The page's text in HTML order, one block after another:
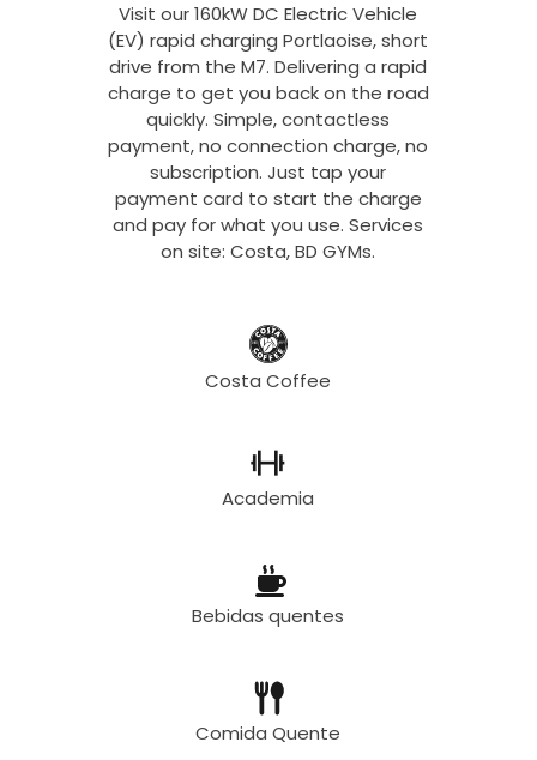
Visit our 160kW DC Electric Vehicle
(EV) rapid charging Portlaoise, short
drive from the M7. Delivering a rapid
charge to get you back on the road
quickly. Simple, contactless
payment, no connection charge, no
subscription. Just tap your
payment card to start the charge
and pay for what you use. Services
on site: Costa, BD GYMs.
Costa Coffee
Academia
Bebidas quentes
Comida Quente